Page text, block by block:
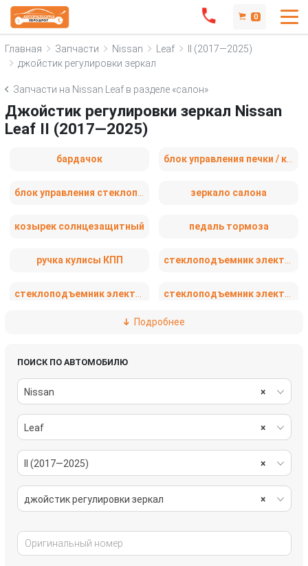
0
Главная Запчасти Nissan Leaf
II (2017—2025)
джойстик регулировки зеркал
Запчасти на Nissan Leaf в разделе «салон»
Джойстик регулировки зеркал Nissan
Leaf II (2017—2025)
бардачок
зеркало салона
козырек солнцезащитный педаль тормоза
ручка кулисы КПП
щиток приборов (приборная панель)Подробнее
ПОИСК ПО АВТОМОБИЛЮ
×
Nissan
×
Leaf
×
II (2017—2025)
×
джойстик регулировки зеркал